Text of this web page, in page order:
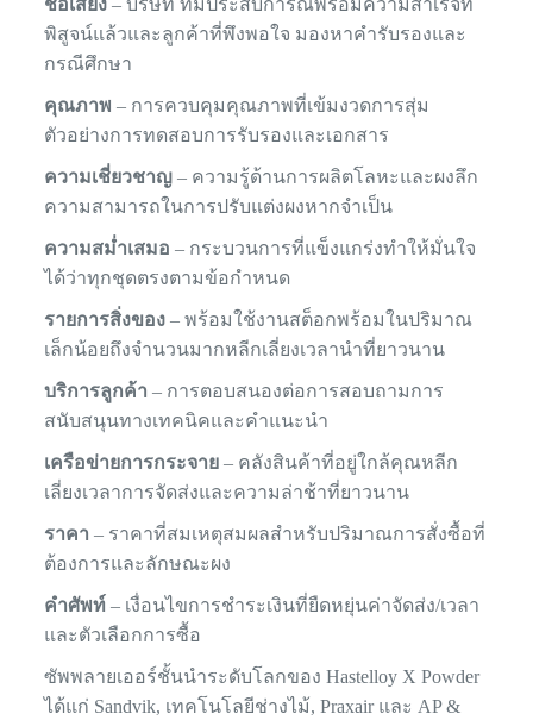
ชื่อเสียง– บริษัท ที่มีประสบการณ์พร้อมความสำเร็จที่
พิสูจน์แล้วและลูกค้าที่พึงพอใจ มองหาคำรับรองและ
กรณีศึกษา
คุณภาพ – การควบคุมคุณภาพที่เข้มงวดการสุ่ม
ตัวอย่างการทดสอบการรับรองและเอกสาร
ความเชี่ยวชาญ– ความรู้ด้านการผลิตโลหะและผงลึก
ความสามารถในการปรับแต่งผงหากจำเป็น
ความสม่ำเสมอ – กระบวนการที่แข็งแกร่งทำให้มั่นใจ
ได้ว่าทุกชุดตรงตามข้อกำหนด
รายการสิ่งของ– พร้อมใช้งานสต็อกพร้อมในปริมาณ
เล็กน้อยถึงจำนวนมากหลีกเลี่ยงเวลานำที่ยาวนาน
บริการลูกค้า – การตอบสนองต่อการสอบถามการ
สนับสนุนทางเทคนิคและคำแนะนำ
เครือข่ายการกระจาย– คลังสินค้าที่อยู่ใกล้คุณหลีก
เลี่ยงเวลาการจัดส่งและความล่าช้าที่ยาวนาน
ราคา – ราคาที่สมเหตุสมผลสำหรับปริมาณการสั่งซื้อที่
ต้องการและลักษณะผง
คำศัพท์ – เงื่อนไขการชำระเงินที่ยืดหยุ่นค่าจัดส่ง/เวลา
และตัวเลือกการซื้อ
ซัพพลายเออร์ชั้นนำระดับโลกของ Hastelloy X Powder
ได้แก่ Sandvik, เทคโนโลยีช่างไม้, Praxair และ AP &